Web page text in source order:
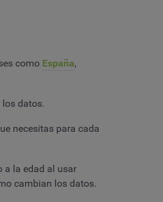
como España,
datos.
necesitas para cada
a la edad al usar
cambian los datos.